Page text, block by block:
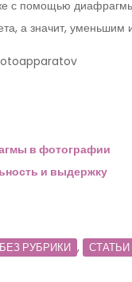
с помощью
а значит, уменьшим
в фотографии
и выдержку
БЕЗ РУБРИКИ , СТАТЬИ